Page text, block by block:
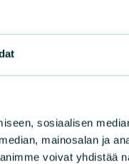
sosiaalisen
mainosalan ja
voivat yhdistää